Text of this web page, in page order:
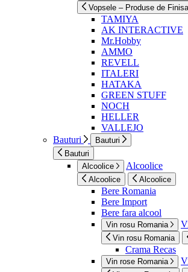
Vopsele – Produse de
TAMIYA
AK INTERACTIVE
Mr.Hobby
AMMO
REVELL
ITALERI
HATAKA
GREEN STUFF
NOCH
HELLER
VALLEJO
Bauturi
Bauturi
Bauturi
Alcoolice
Alcoolice
Alcoolice Alcoolice
Bere Romania
Bere Import
Bere fara alcool
Vin rosu Romania
Vin rosu Romania
Crama Recas
Vin rose Romania